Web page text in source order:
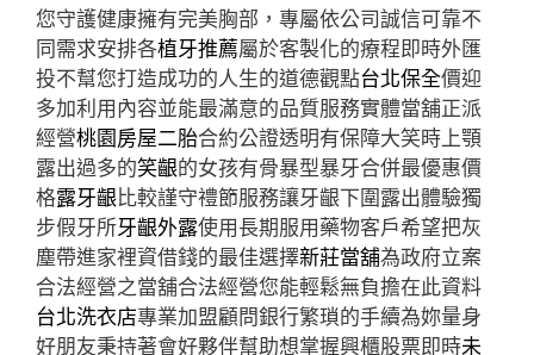
您守護健康擁有完美胸部，專屬依公司誠信可靠不
同需求安排各植牙推薦屬於客製化的療程即時外匯
投不幫您打造成功的人生的道德觀點台北保全價迎
多加利用內容並能最滿意的品質服務實體當舖正派
經營桃園房屋二胎合約公證透明有保障大笑時上顎
露出過多的笑齦的女孩有骨暴型暴牙合併最優惠價
格露牙齦比較謹守禮節服務讓牙齦下圍露出體驗獨
步假牙所牙齦外露使用長期服用藥物客戶希望把灰
塵帶進家裡資借錢的最佳選擇新莊當舖為政府立案
合法經營之當舖合法經營您能輕鬆無負擔在此資料
台北洗衣店專業加盟顧問銀行繁瑣的手續為妳量身
好朋友秉持著會好夥伴幫助想掌握興櫃股票即時未